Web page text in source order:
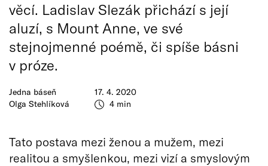
Jedna báseň
Olga Stehlíková
17. 4. 2020
4 min
věcí. Ladislav Slezák přichází s její
aluzí, s Mount Anne, ve své
stejnojmenné poémě, či spíše básni
v próze.
Tato postava mezi ženou a mužem, mezi
realitou a smyšlenkou, mezi vizí a smyslovým